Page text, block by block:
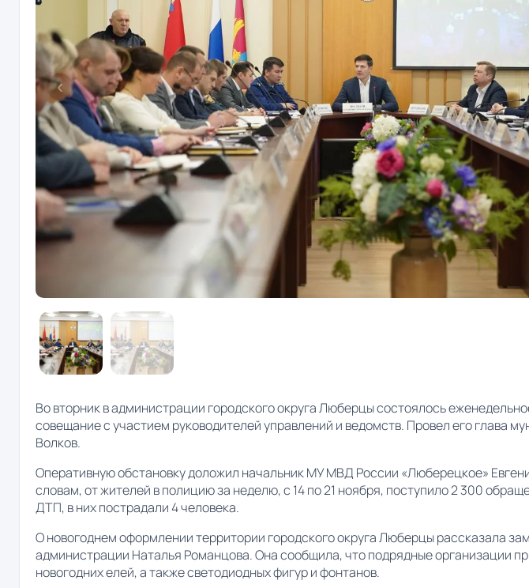
Во вторник в администрации городского округа Люберцы состоялось
совещание с участием руководителей управлений и ведомств. Провел его глава
Волков.
Оперативную обстановку доложил начальник МУ МВД России «Люберецкое»
словам, от жителей в полицию за неделю, с 14 по 21 ноября, поступило 2 300
ДТП, в них пострадали 4 человека.
О новогоднем оформлении территории городского округа Люберцы рассказала
администрации Наталья Романцова. Она сообщила, что подрядные организации
новогодних елей, а также светодиодных фигур и фонтанов.